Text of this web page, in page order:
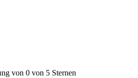
von 0 von 5 Sternen